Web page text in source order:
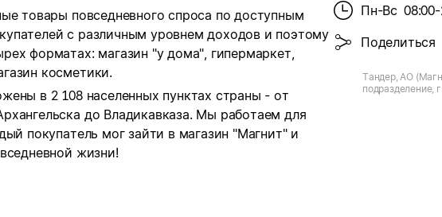
товары повседневного спроса по доступным
с различным уровнем доходов и поэтому
форматах: магазин "у дома", гипермаркет,
косметики.
в 2 108 населенных пунктах страны - от
до Владикавказа. Мы работаем для
покупатель мог зайти в магазин "Магнит" и
жизни!
Пн-Вс
Поделиться
Тандер, АО
подразделение,